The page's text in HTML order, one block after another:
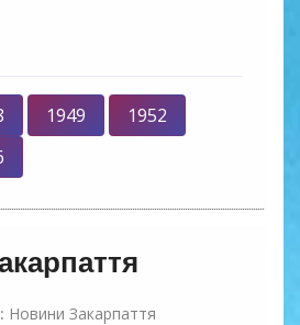
1949
1952
Новини Закарпаття